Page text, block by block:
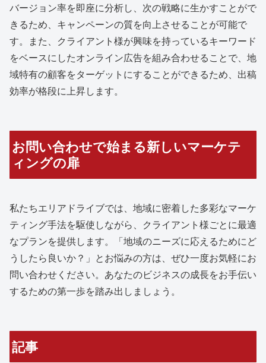
バージョン率を即座に分析し、次の戦略に生かすことがで
きるため、キャンペーンの質を向上させることが可能で
す。また、クライアント様が興味を持っているキーワード
をベースにしたオンライン広告を組み合わせることで、地
域特有の顧客をターゲットにすることができるため、出稿
効率が格段に上昇します。
お問い合わせで始まる新しいマーケテ
ィングの扉
私たちエリアドライブでは、地域に密着した多彩なマーケ
ティング手法を駆使しながら、クライアント様ごとに最適
なプランを提供します。「地域のニーズに応えるためにど
うしたら良いか？」とお悩みの方は、ぜひ一度お気軽にお
問い合わせください。あなたのビジネスの成長をお手伝い
するための第一歩を踏み出しましょう。
記事